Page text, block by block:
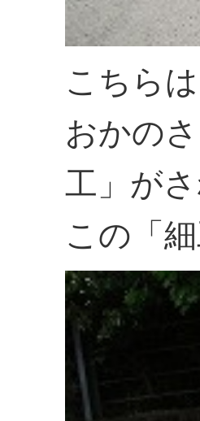
こちら
おかの
工」が
この「